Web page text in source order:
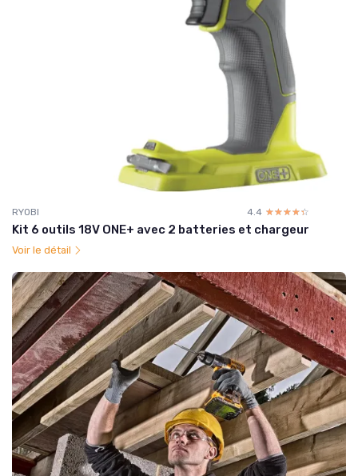
RYOBI 4.4 ☆☆☆☆☆
★★★★★
Kit 6 outils 18V ONE+ avec 2 batteries et chargeur
Voir le détail